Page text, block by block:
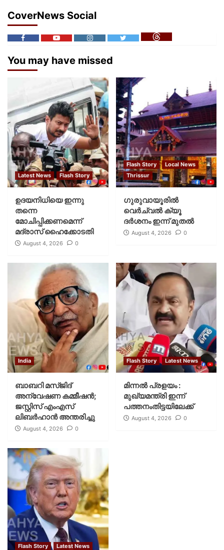
CoverNews Social
You may have missed
Latest News Flash Story
ഉദയനിധിയെ ഇന്നു
തന്നെ
മോചിപ്പിക്കണമെന്ന്
മദ്രാസ് ഹൈക്കോടതി
August 4, 2026 0
Flash Story
Local News
Thrissur
ഗുരുവായൂരില്‍
വെര്‍ച്വല്‍ ക്യൂ
ദര്‍ശനം ഇന്ന് മുതല്‍
August 4, 2026 0
India
ബാബറി മസ്ജിദ്
അന്വേഷണ കമ്മീഷന്‍;
ജസ്റ്റിസ് എംഎസ്
ലിബര്‍ഹാന്‍ അന്തരിച്ചു
August 4, 2026 0
Flash Story Latest News
മിന്നല്‍ പ്രളയം :
മുഖ്യമന്ത്രി ഇന്ന്
പത്തനംതിട്ടയിലേക്ക്
August 4, 2026 0
Flash Story Latest News